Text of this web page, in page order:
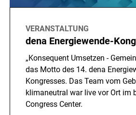
VERANSTALTUNG
dena Energiewende-
„Konsequent Umsetzen -
das Motto des 14. dena
Kongresses. Das Team vom
klimaneutral war live vor Ort im
Congress Center.